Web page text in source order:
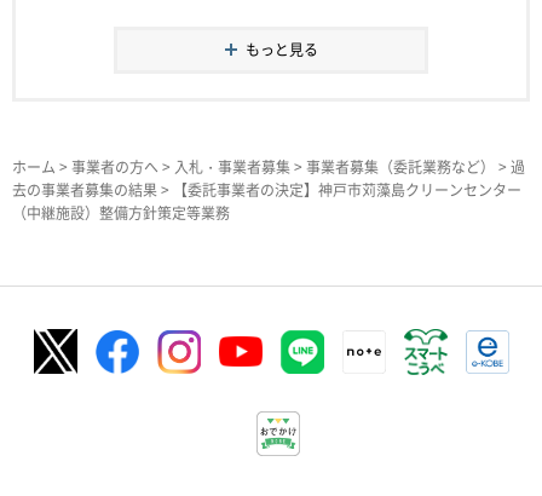
もっと見る
ホーム > 事業者の方へ > 入札・事業者募集> 事業者募集（委託業務など） > 過
去の事業者募集の結果> 【委託事業者の決定】神戸市苅藻島クリーンセンター
（中継施設）整備方針策定等業務